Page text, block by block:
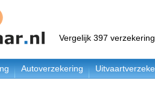
Vergelijk 397
Autoverzekering